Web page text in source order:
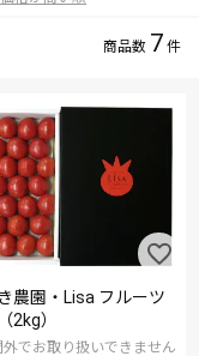
7
農園・Lisa フルーツ
2kg）
外でお取り扱いできません